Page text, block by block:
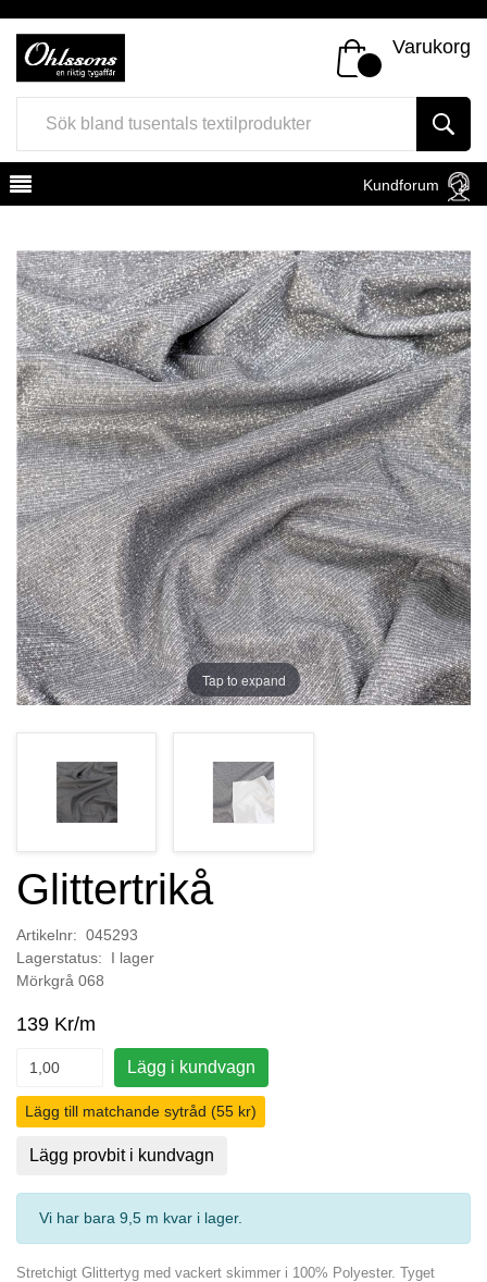
Varukorg
Kundforum
Register Sign In
Tap to expand
Glittertrikå
Artikelnr: 045293
Lagerstatus: I lager
Mörkgrå 068
139 Kr/m
Lägg i kundvagn
Lägg till matchande sytråd (55 kr)
Lägg provbit i kundvagn
Vi har bara 9,5 m kvar i lager.
Stretchigt Glittertyg med vackert skimmer i 100% Polyester. Tyget